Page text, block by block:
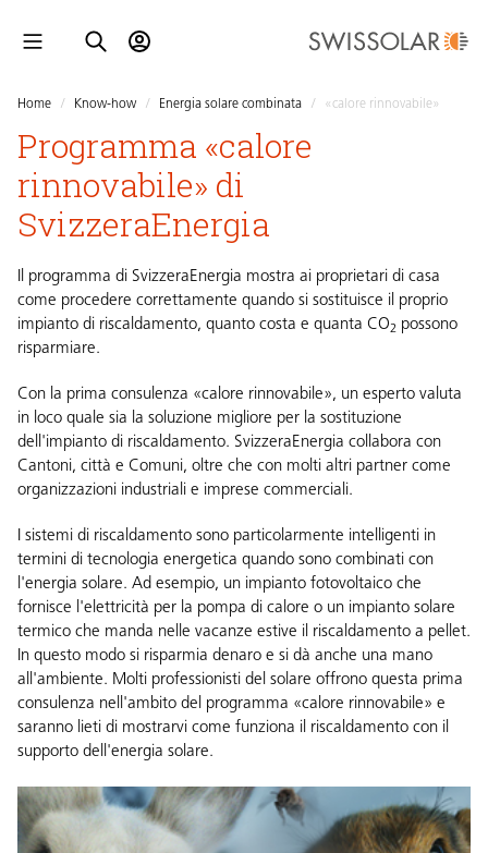
Home / Know-how / Energia solare combinata / «calore rinnovabile»
Programma «calore
rinnovabile» di
SvizzeraEnergia
Il programma di SvizzeraEnergia mostra ai proprietari di casa
come procedere correttamente quando si sostituisce il proprio
impianto di riscaldamento, quanto costa e quanta CO2 possono
risparmiare.
Con la prima consulenza «calore rinnovabile», un esperto valuta
in loco quale sia la soluzione migliore per la sostituzione
dell'impianto di riscaldamento. SvizzeraEnergia collabora con
Cantoni, città e Comuni, oltre che con molti altri partner come
organizzazioni industriali e imprese commerciali.
I sistemi di riscaldamento sono particolarmente intelligenti in
termini di tecnologia energetica quando sono combinati con
l'energia solare. Ad esempio, un impianto fotovoltaico che
fornisce l'elettricità per la pompa di calore o un impianto solare
termico che manda nelle vacanze estive il riscaldamento a pellet.
In questo modo si risparmia denaro e si dà anche una mano
all'ambiente. Molti professionisti del solare offrono questa prima
consulenza nell'ambito del programma «calore rinnovabile» e
saranno lieti di mostrarvi come funziona il riscaldamento con il
supporto dell'energia solare.